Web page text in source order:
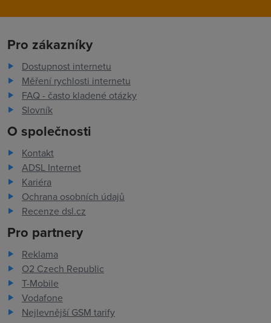
Pro zákazníky
Dostupnost internetu
Měření rychlosti internetu
FAQ - často kladené otázky
Slovník
O společnosti
Kontakt
ADSL Internet
Kariéra
Ochrana osobních údajů
Recenze dsl.cz
Pro partnery
Reklama
O2 Czech Republic
T-Mobile
Vodafone
Nejlevnější GSM tarify